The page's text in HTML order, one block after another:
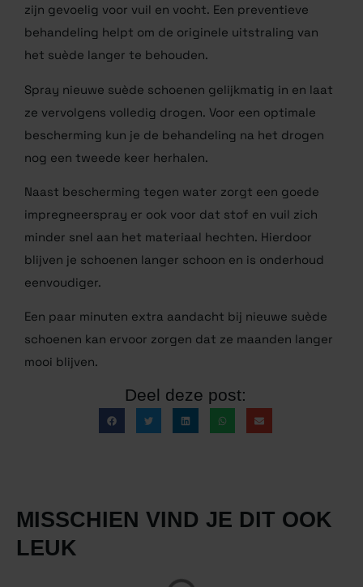
zijn gevoelig voor vuil en vocht. Een preventieve
behandeling helpt om de originele uitstraling van
het suède langer te behouden.
Spray nieuwe suède schoenen gelijkmatig in en laat
ze vervolgens volledig drogen. Voor een optimale
bescherming kun je de behandeling na het drogen
nog een tweede keer herhalen.
Naast bescherming tegen water zorgt een goede
impregneerspray er ook voor dat stof en vuil zich
minder snel aan het materiaal hechten. Hierdoor
blijven je schoenen langer schoon en is onderhoud
eenvoudiger.
Een paar minuten extra aandacht bij nieuwe suède
schoenen kan ervoor zorgen dat ze maanden langer
mooi blijven.
Deel deze post:
MISSCHIEN VIND JE DIT OOK
LEUK